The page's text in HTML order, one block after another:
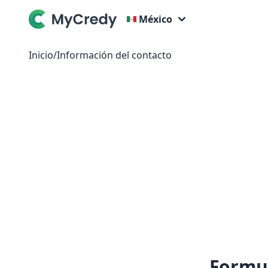
México
Inicio/Información del contacto